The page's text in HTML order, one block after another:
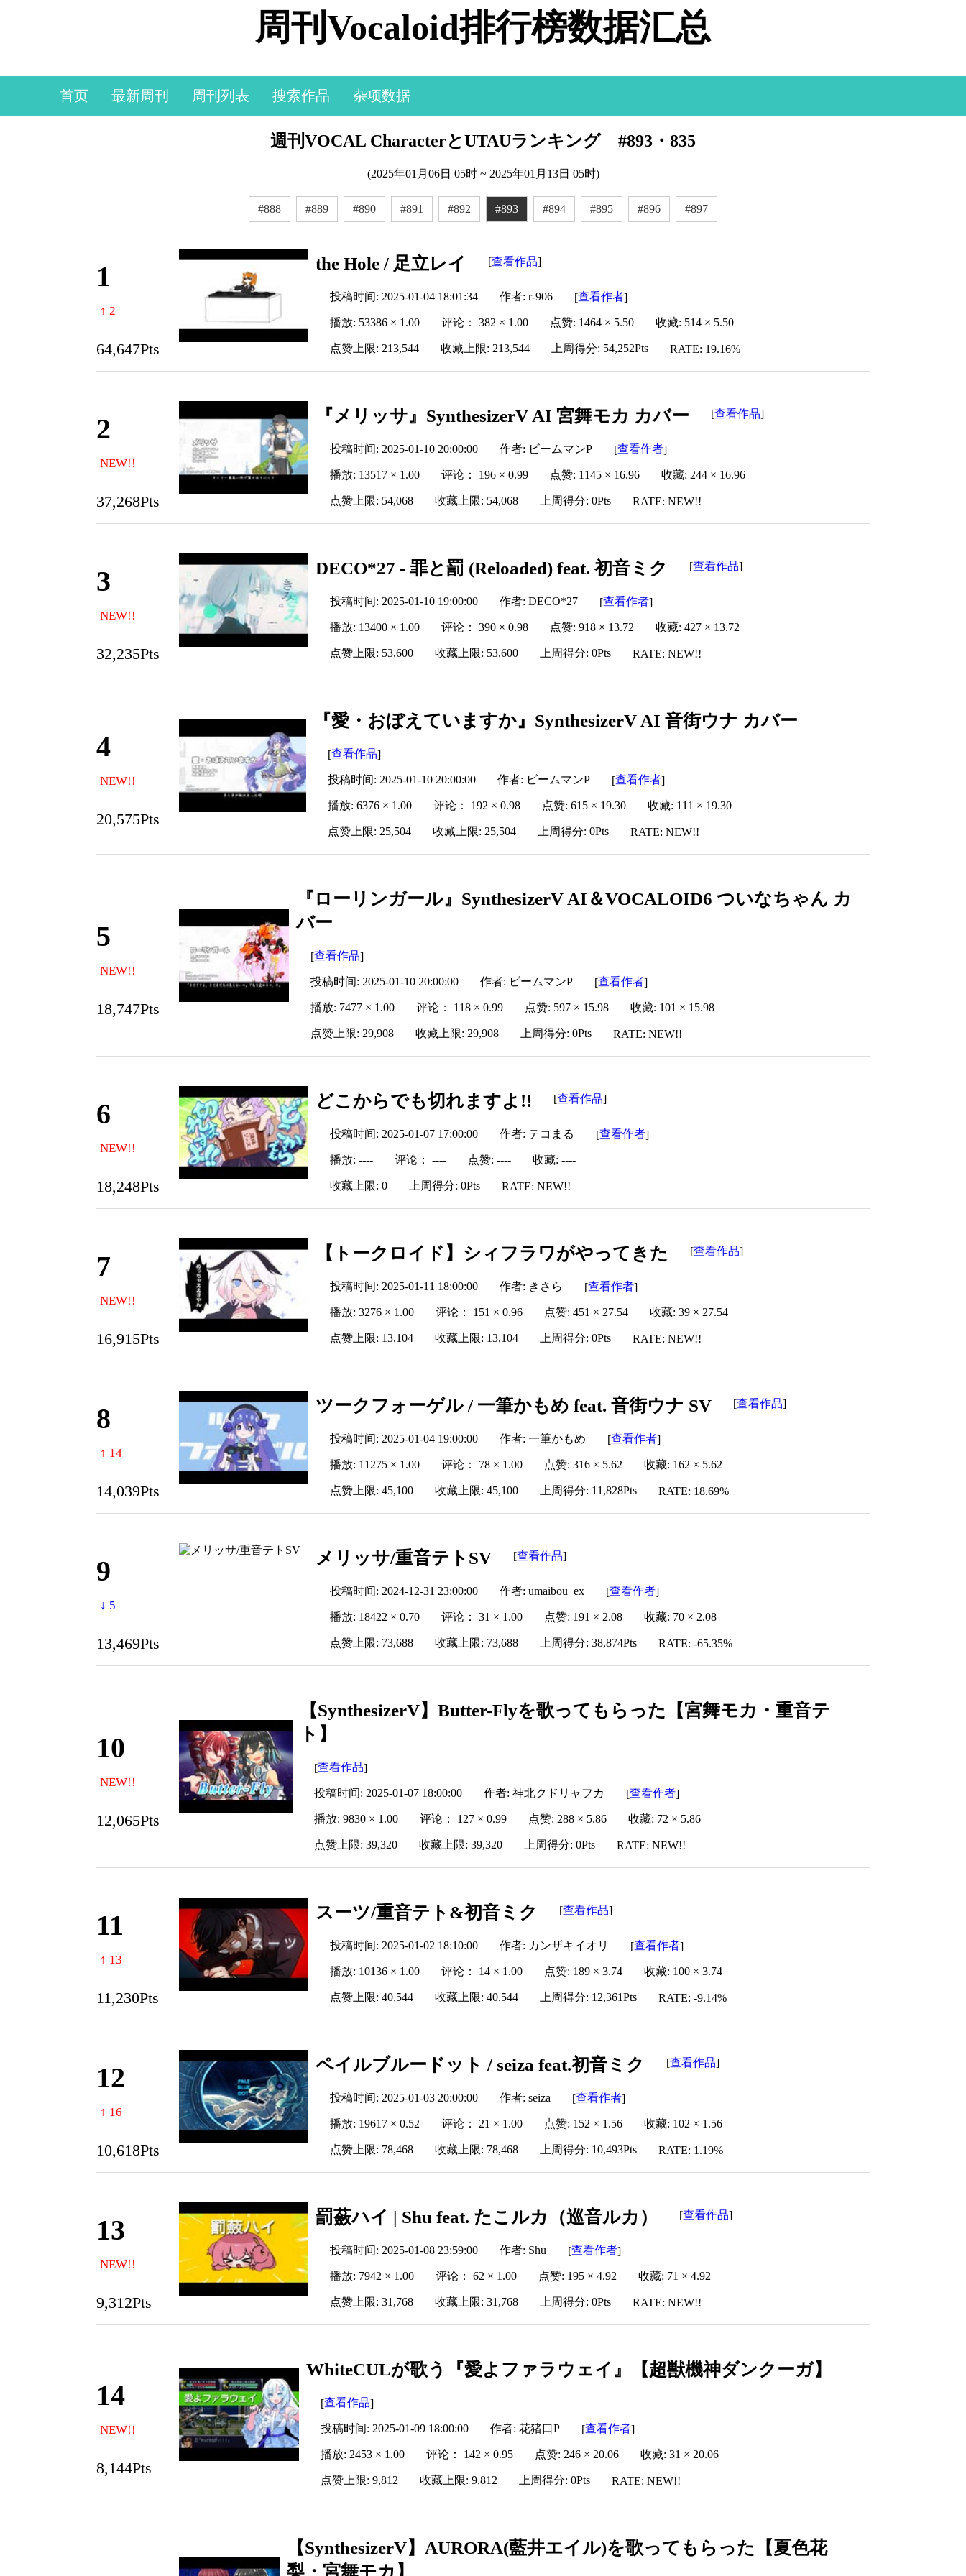
周刊Vocaloid排行榜数据汇总
首页 最新周刊 周刊列表 搜索作品 杂项数据
週刊VOCAL CharacterとUTAUランキング #893・835
(2025年01月06日 05时 ~ 2025年01月13日 05时)
#888 #889 #890 #891 #892 #893 #894 #895 #896 #897
1
↑ 2
64,647Pts
the Hole / 足立レイ [查看作品]
投稿时间: 2025-01-04 18:01:34 作者: r-906 [查看作者]
播放: 53386 × 1.00 评论： 382 × 1.00 点赞: 1464 × 5.50 收藏: 514 × 5.50
点赞上限: 213,544 收藏上限: 213,544 上周得分: 54,252Pts RATE: 19.16%
2
NEW!!
37,268Pts
『メリッサ』SynthesizerV AI 宮舞モカ カバー [查看作品]
投稿时间: 2025-01-10 20:00:00 作者: ビームマンP [查看作者]
播放: 13517 × 1.00 评论： 196 × 0.99 点赞: 1145 × 16.96 收藏: 244 × 16.96
点赞上限: 54,068 收藏上限: 54,068 上周得分: 0Pts RATE: NEW!!
3
NEW!!
32,235Pts
DECO*27 - 罪と罰 (Reloaded) feat. 初音ミク [查看作品]
投稿时间: 2025-01-10 19:00:00 作者: DECO*27 [查看作者]
播放: 13400 × 1.00 评论： 390 × 0.98 点赞: 918 × 13.72 收藏: 427 × 13.72
点赞上限: 53,600 收藏上限: 53,600 上周得分: 0Pts RATE: NEW!!
4
NEW!!
20,575Pts
『愛・おぼえていますか』SynthesizerV AI 音街ウナ カバー
[查看作品]
投稿时间: 2025-01-10 20:00:00 作者: ビームマンP [查看作者]
播放: 6376 × 1.00 评论： 192 × 0.98 点赞: 615 × 19.30 收藏: 111 × 19.30
点赞上限: 25,504 收藏上限: 25,504 上周得分: 0Pts RATE: NEW!!
5
NEW!!
18,747Pts
『ローリンガール』SynthesizerV AI＆VOCALOID6 ついなちゃん カ
バー
[查看作品]
投稿时间: 2025-01-10 20:00:00 作者: ビームマンP [查看作者]
播放: 7477 × 1.00 评论： 118 × 0.99 点赞: 597 × 15.98 收藏: 101 × 15.98
点赞上限: 29,908 收藏上限: 29,908 上周得分: 0Pts RATE: NEW!!
6
NEW!!
18,248Pts
どこからでも切れますよ!! [查看作品]
投稿时间: 2025-01-07 17:00:00 作者: テコまる [查看作者]
播放: ---- 评论： ---- 点赞: ---- 收藏: ----
收藏上限: 0 上周得分: 0Pts RATE: NEW!!
7
NEW!!
16,915Pts
【トークロイド】シィフラワがやってきた [查看作品]
投稿时间: 2025-01-11 18:00:00 作者: きさら [查看作者]
播放: 3276 × 1.00 评论： 151 × 0.96 点赞: 451 × 27.54 收藏: 39 × 27.54
点赞上限: 13,104 收藏上限: 13,104 上周得分: 0Pts RATE: NEW!!
8
↑ 14
14,039Pts
ツークフォーゲル / 一筆かもめ feat. 音街ウナ SV [查看作品]
投稿时间: 2025-01-04 19:00:00 作者: 一筆かもめ [查看作者]
播放: 11275 × 1.00 评论： 78 × 1.00 点赞: 316 × 5.62 收藏: 162 × 5.62
点赞上限: 45,100 收藏上限: 45,100 上周得分: 11,828Pts RATE: 18.69%
9
↓ 5
13,469Pts
メリッサ/重音テトSV [查看作品]
投稿时间: 2024-12-31 23:00:00 作者: umaibou_ex [查看作者]
播放: 18422 × 0.70 评论： 31 × 1.00 点赞: 191 × 2.08 收藏: 70 × 2.08
点赞上限: 73,688 收藏上限: 73,688 上周得分: 38,874Pts RATE: -65.35%
10
NEW!!
12,065Pts
【SynthesizerV】Butter-Flyを歌ってもらった【宮舞モカ・重音テ
ト】
[查看作品]
投稿时间: 2025-01-07 18:00:00 作者: 神北クドリャフカ [查看作者]
播放: 9830 × 1.00 评论： 127 × 0.99 点赞: 288 × 5.86 收藏: 72 × 5.86
点赞上限: 39,320 收藏上限: 39,320 上周得分: 0Pts RATE: NEW!!
11
↑ 13
11,230Pts
スーツ/重音テト&初音ミク [查看作品]
投稿时间: 2025-01-02 18:10:00 作者: カンザキイオリ [查看作者]
播放: 10136 × 1.00 评论： 14 × 1.00 点赞: 189 × 3.74 收藏: 100 × 3.74
点赞上限: 40,544 收藏上限: 40,544 上周得分: 12,361Pts RATE: -9.14%
12
↑ 16
10,618Pts
ペイルブルードット / seiza feat.初音ミク [查看作品]
投稿时间: 2025-01-03 20:00:00 作者: seiza [查看作者]
播放: 19617 × 0.52 评论： 21 × 1.00 点赞: 152 × 1.56 收藏: 102 × 1.56
点赞上限: 78,468 收藏上限: 78,468 上周得分: 10,493Pts RATE: 1.19%
13
NEW!!
9,312Pts
罰蘞ハイ | Shu feat. たこルカ（巡音ルカ） [查看作品]
投稿时间: 2025-01-08 23:59:00 作者: Shu [查看作者]
播放: 7942 × 1.00 评论： 62 × 1.00 点赞: 195 × 4.92 收藏: 71 × 4.92
点赞上限: 31,768 收藏上限: 31,768 上周得分: 0Pts RATE: NEW!!
14
NEW!!
8,144Pts
WhiteCULが歌う『愛よファラウェイ』【超獣機神ダンクーガ】
[查看作品]
投稿时间: 2025-01-09 18:00:00 作者: 花猪口P [查看作者]
播放: 2453 × 1.00 评论： 142 × 0.95 点赞: 246 × 20.06 收藏: 31 × 20.06
点赞上限: 9,812 收藏上限: 9,812 上周得分: 0Pts RATE: NEW!!
【SynthesizerV】AURORA(藍井エイル)を歌ってもらった【夏色花
梨・宮舞モカ】